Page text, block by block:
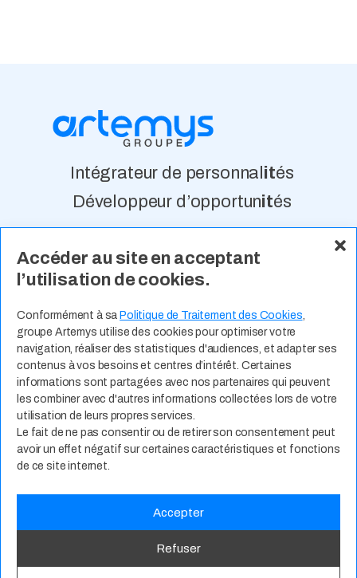
Accéder au site en acceptant
l’utilisation de cookies.
Conformément à sa Politique de Traitement des Cookies,
groupe Artemys utilise des cookies pour optimiser votre
navigation, réaliser des statistiques d'audiences, et adapter ses
contenus à vos besoins et centres d’intérêt. Certaines
informations sont partagées avec nos partenaires qui peuvent
les combiner avec d'autres informations collectées lors de votre
utilisation de leurs propres services.
Le fait de ne pas consentir ou de retirer son consentement peut
avoir un effet négatif sur certaines caractéristiques et fonctions
de ce site internet.
Accepter
Refuser
Intégrateur de personnal ités
Développeur d’opportunités
À Propos Nos Valeurs Actualité
Contact Expertises Métiers
Espace Talents Offres d’Emploi
Candidature Spontanée
Politique de Confidentialité CGU RSE Mentions Légales